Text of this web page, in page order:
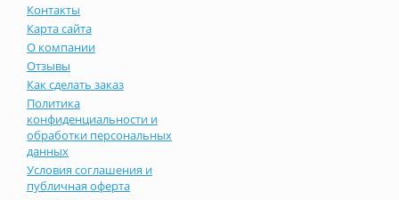
Контакты
Карта сайта
О компании
Отзывы
Как сделать заказ
Политика
конфиденциальности и
обработки персональных
данных
Условия соглашения и
публичная оферта